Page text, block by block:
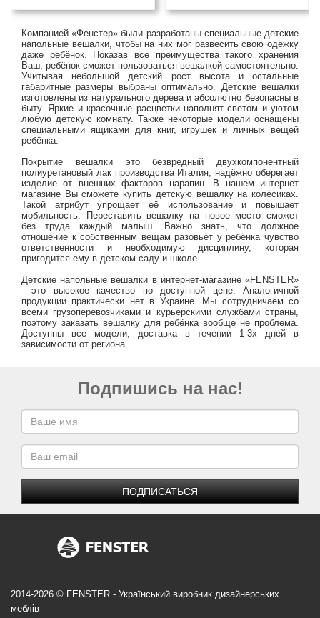
Компанией «Фенстер» были разработаны специальные детские
напольные вешалки, чтобы на них мог развесить свою одёжку
даже ребёнок. Показав все преимущества такого хранения
Ваш, ребёнок сможет пользоваться вешалкой самостоятельно.
Учитывая небольшой детский рост высота и остальные
габаритные размеры выбраны оптимально. Детские вешалки
изготовлены из натурального дерева и абсолютно безопасны в
быту. Яркие и красочные расцветки наполнят светом и уютом
любую детскую комнату. Также некоторые модели оснащены
специальными ящиками для книг, игрушек и личных вещей
ребёнка.
Покрытие вешалки это безвредный двухкомпонентный
полиуретановый лак производства Италия, надёжно оберегает
изделие от внешних факторов царапин. В нашем интернет
магазине Вы сможете купить детскую вешалку на колёсиках.
Такой атрибут упрощает её использование и повышает
мобильность. Переставить вешалку на новое место сможет
без труда каждый малыш. Важно знать, что должное
отношение к собственным вещам разовьёт у ребёнка чувство
ответственности и необходимую дисциплину, которая
пригодится ему в детском саду и школе.
Детские напольные вешалки в интернет-магазине «FENSTER»
- это высокое качество по доступной цене. Аналогичной
продукции практически нет в Украине. Мы сотрудничаем со
всеми грузоперевозчиками и курьерскими службами страны,
поэтому заказать вешалку для ребёнка вообще не проблема.
Доступны все модели, доставка в течении 1-3х дней в
зависимости от региона.
Подпишись на нас!
ПОДПИСАТЬСЯ
2014-2026 © FENSTER - Український виробник дизайнерських
меблів